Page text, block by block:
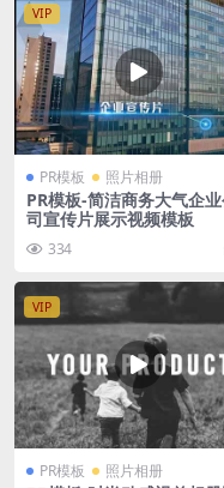
VIP
PR模板 照片相册
PR模板-简洁商务大气企
司宣传片展示视频模板
334
VIP
PR模板 照片相册